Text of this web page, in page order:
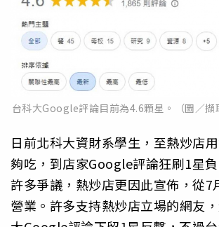
台科大Google評論目前為4.6顆星。（圖／擷
日前北科大資財系學生，至熱炒店
夠吃，到店家Google評論狂刷1星
許多爭議，熱炒店更因此宣佈，從7
營業。許多支持熱炒店立場的網友